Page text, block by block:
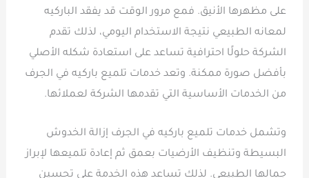
على مظهرها الأنيق. فمع مرور الوقت قد يفقد الباركيه
لمعانه الطبيعي نتيجة الاستخدام اليومي، لذلك تقدم
الشركة حلولًا احترافية تساعد على استعادة شكله الأصلي
بأفضل صورة ممكنة. وتعد خدمات تلميع باركيه في الجرف
من الخدمات الأساسية التي تقدمها الشركة لعملائها.
وتشمل خدمات تلميع باركيه في الجرف إزالة الخدوش
البسيطة وتنظيف الأرضيات بعمق ثم إعادة تلميعها لإبراز
جمالها الطبيعي. لذلك تساعد هذه الخدمة على تحسين